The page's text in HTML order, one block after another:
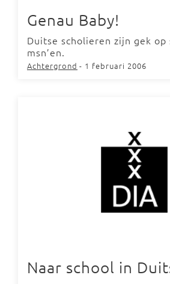
Genau Baby!
Duitse scholieren zijn gek op
msn’en.
Achtergrond - 1 februari 2006
Naar school in